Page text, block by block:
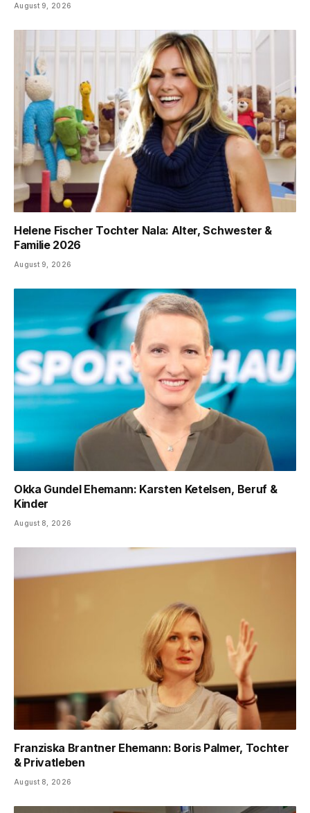
August 9, 2026
Helene Fischer Tochter Nala: Alter, Schwester &
Familie 2026
August 9, 2026
Okka Gundel Ehemann: Karsten Ketelsen, Beruf &
Kinder
August 8, 2026
Franziska Brantner Ehemann: Boris Palmer, Tochter
& Privatleben
August 8, 2026